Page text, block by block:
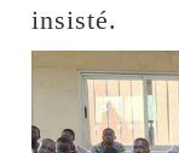
insisté.